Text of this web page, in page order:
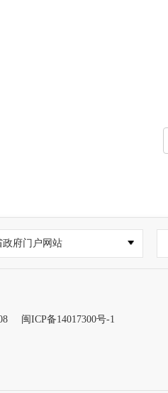
政府门户网站
闽ICP备14017300号-1